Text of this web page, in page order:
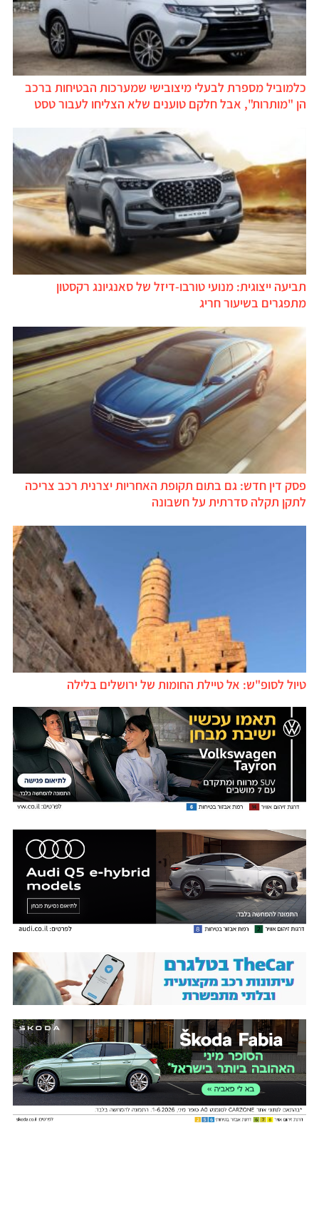
כלמוביל מספרת לבעלי מיצובישי שמערכות הבטיחות ברכב
הן "מותרות", אבל חלקם טוענים שלא הצליחו לעבור טסט
תביעה ייצוגית: מנועי טורבו-דיזל של סאנגיונג רקסטון
מתפגרים בשיעור חריג
פסק דין חדש: גם בתום תקופת האחריות יצרנית רכב צריכה
לתקן תקלה סדרתית על חשבונה
טיול לסופ"ש: אל טיילת החומות של ירושלים בלילה